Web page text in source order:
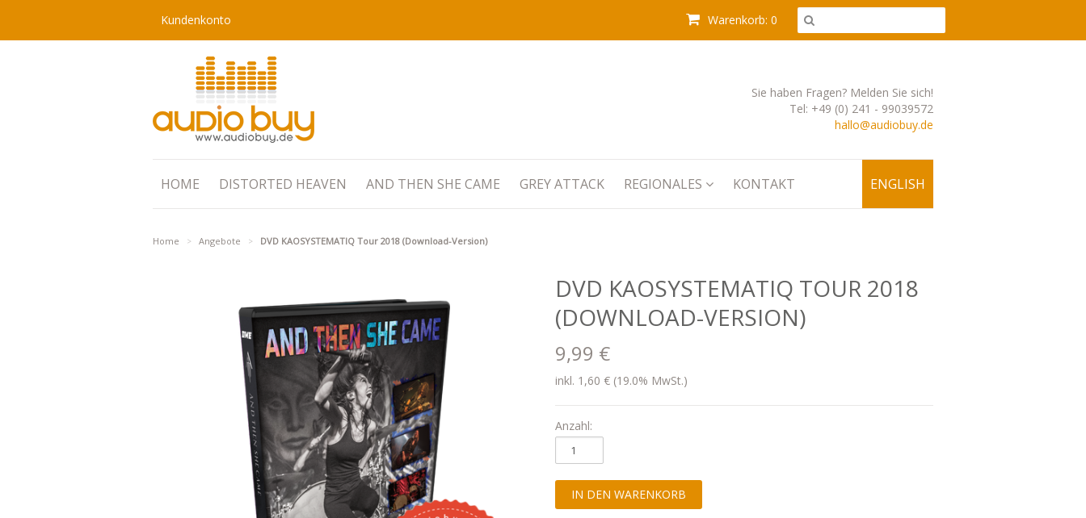
Warenkorb: 0
Kundenkonto
Sie haben Fragen? Melden Sie sich!
Tel: +49 (0) 241 - 99039572
hallo@audiobuy.de
HOME DISTORTED HEAVEN AND THEN SHE CAME GREY ATTACK REGIONALES KONTAKT ENGLISH
Home > Angebote > DVD KAOSYSTEMATIQ Tour 2018 (Download-Version)
DVD KAOSYSTEMATIQ TOUR 2018
(DOWNLOAD-VERSION)
9,99 €
inkl. 1,60 € (19.0% MwSt.)
Anzahl: